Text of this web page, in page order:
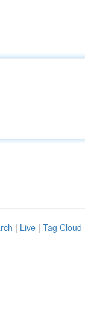
| Live | Tag Cloud